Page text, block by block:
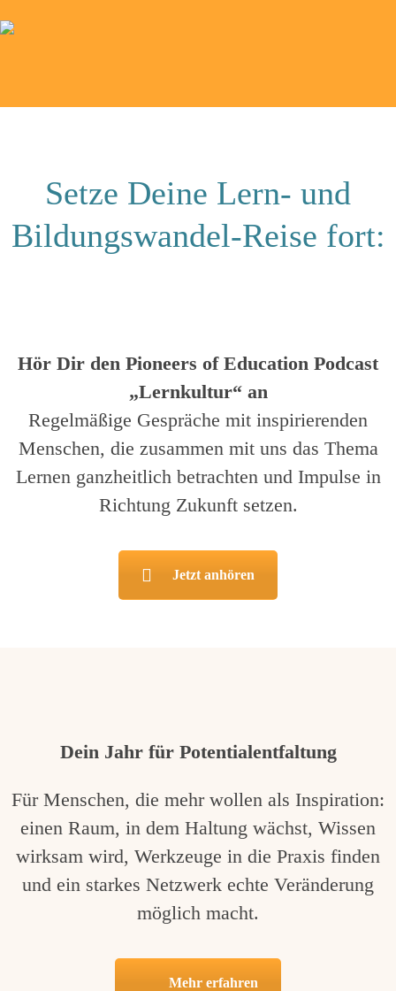
Setze Deine Lern- und
Bildungswandel-Reise fort:
Hör Dir den Pioneers of Education Podcast
„Lernkultur“ an
Regelmäßige Gespräche mit inspirierenden
Menschen, die zusammen mit uns das Thema
Lernen ganzheitlich betrachten und Impulse in
Richtung Zukunft setzen.
Jetzt anhören
Dein Jahr für Potentialentfaltung
Für Menschen, die mehr wollen als Inspiration:
einen Raum, in dem Haltung wächst, Wissen
wirksam wird, Werkzeuge in die Praxis finden
und ein starkes Netzwerk echte Veränderung
möglich macht.
Mehr erfahren